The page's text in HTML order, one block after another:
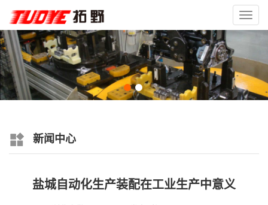
新闻中心
盐城自动化生产装配在工业生产中意义